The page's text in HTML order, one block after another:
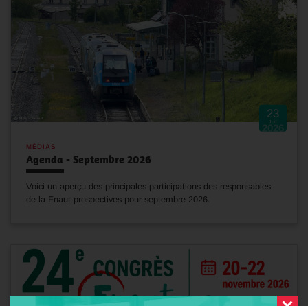
23
Juil
2026
MÉDIAS
Agenda - Septembre 2026
Voici un aperçu des principales participations des responsables
de la Fnaut prospectives pour septembre 2026.